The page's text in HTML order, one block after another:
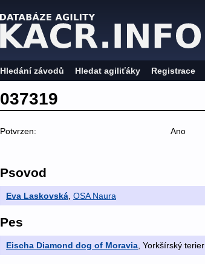
Hledání závodů Hledat agiliťáky Registrace
037319
Potvrzen: Ano
Psovod
Eva Laskovská, OSA Naura
Pes
Eischa Diamond dog of Moravia, Yorkšírský terier